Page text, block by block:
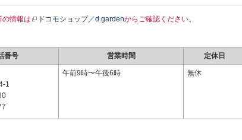
の情報は ドコモショップ／d gardenからご確認ください。
番号 営業時間 定休日
1
午前9時〜午後6時 無休